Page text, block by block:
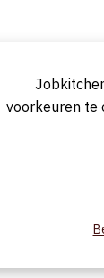
voorkeuren te